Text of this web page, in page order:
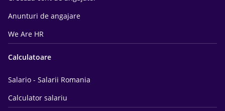
Anunturi de angajare
We Are HR
Calculatoare
Salario - Salarii Romania
Calculator salariu